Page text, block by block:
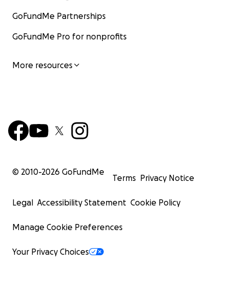
GoFundMe Partnerships
GoFundMe Pro for nonprofits
More resources
© 2010-2026 GoFundMe
Terms Privacy Notice
Legal Accessibility Statement Cookie Policy
Manage Cookie Preferences
Your Privacy Choices